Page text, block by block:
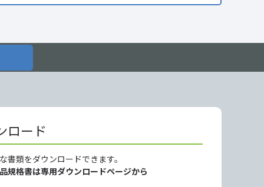
ロード
書類をダウンロードできます。
規格書は専用ダウンロードページから